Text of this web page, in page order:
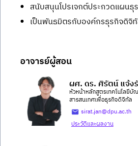
สนับสนุนโปรเจกต์ประกวดแผนธุ
เป็นพันธมิตรกับองค์กรธุรกิจดิจิ
อาจารย์ผู้สอน
ผศ. ดร. ศิรัตน์ แจ้ง
หัวหน้าหลักสูตรเทคโนโลยีบั
สารสนเทศเพื่อธุรกิจดิจิทัล
sirat.jan@dpu.ac.th
ประวัติและผลงาน